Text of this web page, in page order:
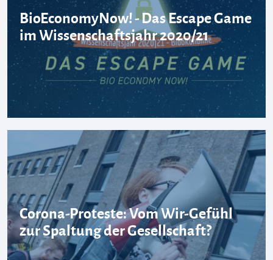
BioEconomyNow! - Das Escape Game
im Wissenschaftsjahr 2020/21
Corona-Proteste: Vom Wir-Gefühl
zur Spaltung der Gesellschaft?